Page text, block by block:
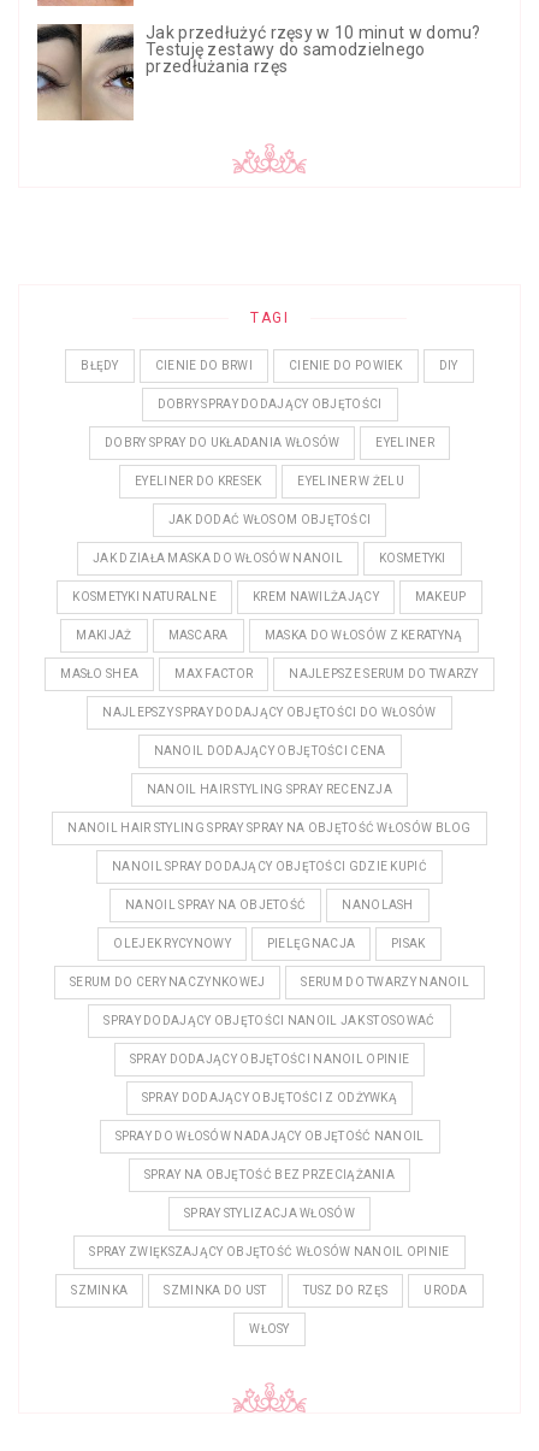
Jak przedłużyć rzęsy w 10 minut w domu?
Testuję zestawy do samodzielnego
przedłużania rzęs
TAGI
BŁĘDY CIENIE DO BRWI CIENIE DO POWIEK DIY
DOBRY SPRAY DODAJĄCY OBJĘTOŚCI
DOBRY SPRAY DO UKŁADANIA WŁOSÓW EYELINER
EYELINER DO KRESEK EYELINER W ŻELU
JAK DODAĆ WŁOSOM OBJĘTOŚCI
JAK DZIAŁA MASKA DO WŁOSÓW NANOIL KOSMETYKI
KOSMETYKI NATURALNE KREM NAWILŻAJĄCY MAKEUP
MAKIJAŻ MASCARA MASKA DO WŁOSÓW Z KERATYNĄ
MASŁO SHEA MAX FACTOR NAJLEPSZE SERUM DO TWARZY
NAJLEPSZY SPRAY DODAJĄCY OBJĘTOŚCI DO WŁOSÓW
NANOIL DODAJĄCY OBJĘTOŚCI CENA
NANOIL HAIR STYLING SPRAY RECENZJA
NANOIL HAIR STYLING SPRAY SPRAY NA OBJĘTOŚĆ WŁOSÓW BLOG
NANOIL SPRAY DODAJĄCY OBJĘTOŚCI GDZIE KUPIĆ
NANOIL SPRAY NA OBJETOŚĆ NANOLASH
OLEJEK RYCYNOWY PIELĘGNACJA PISAK
SERUM DO CERY NACZYNKOWEJ SERUM DO TWARZY NANOIL
SPRAY DODAJĄCY OBJĘTOŚCI NANOIL JAK STOSOWAĆ
SPRAY DODAJĄCY OBJĘTOŚCI NANOIL OPINIE
SPRAY DODAJĄCY OBJĘTOŚCI Z ODŻYWKĄ
SPRAY DO WŁOSÓW NADAJĄCY OBJĘTOŚĆ NANOIL
SPRAY NA OBJĘTOŚĆ BEZ PRZECIĄŻANIA
SPRAY STYLIZACJA WŁOSÓW
SPRAY ZWIĘKSZAJĄCY OBJĘTOŚĆ WŁOSÓW NANOIL OPINIE
SZMINKA SZMINKA DO UST TUSZ DO RZĘS URODA
WŁOSY